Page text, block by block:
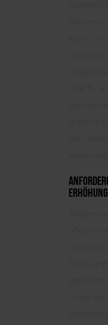
kann.
den
guten
die
keine
gemacht
muss